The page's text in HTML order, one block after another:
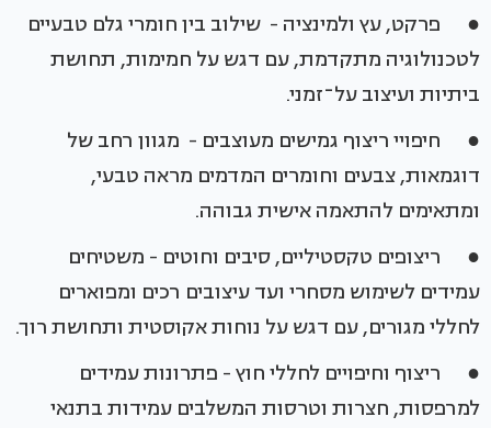
● פרקט, עץ ולמינציה - שילוב בין חומרי גלם טבעיים
לטכנולוגיה מתקדמת, עם דגש על חמימות, תחושת
ביתיות ועיצוב על־זמני.
● חיפויי ריצוף גמישים מעוצבים - מגוון רחב של
דוגמאות, צבעים וחומרים המדמים מראה טבעי,
ומתאימים להתאמה אישית גבוהה.
● ריצופים טקסטיליים, סיבים וחוטים - משטיחים
עמידים לשימוש מסחרי ועד עיצובים רכים ומפוארים
לחללי מגורים, עם דגש על נוחות אקוסטית ותחושת רוך.
● ריצוף וחיפויים לחללי חוץ - פתרונות עמידים
למרפסות, חצרות וטרסות המשלבים עמידות בתנאי